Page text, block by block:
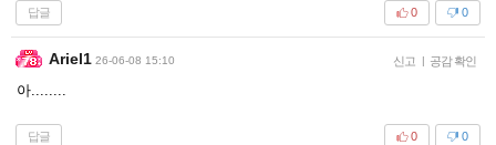
답글 0
0
Ariel1 26-06-08 15:10 신고 | 공감 확인
아........
답글 0
0